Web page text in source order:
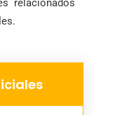
relacionados